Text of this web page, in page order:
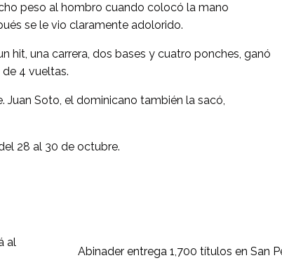
peso al hombro cuando colocó la mano
se le vio claramente adolorido.
hit, una carrera, dos bases y cuatro ponches, ganó
4 vueltas.
Juan Soto, el dominicano también la sacó,
28 al 30 de octubre.
al
Abinader entrega 1,700 títulos en San